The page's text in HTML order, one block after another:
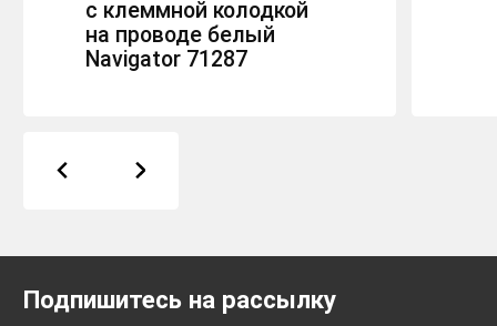
с клеммной колодкой
на проводе белый
Navigator 71287
Подпишитесь на рассылку